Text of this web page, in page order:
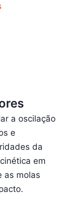
a oscilação
e
da
em
as molas